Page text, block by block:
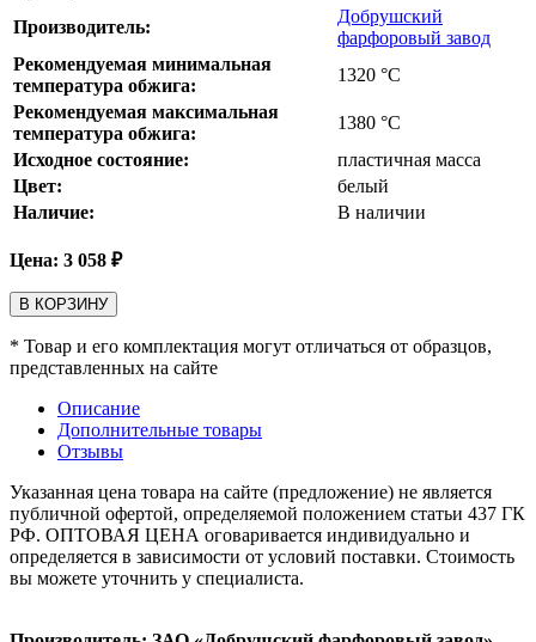
Производитель:
Добрушский
фарфоровый завод
Рекомендуемая минимальная
температура обжига:
1320 °С
Рекомендуемая максимальная
температура обжига:
1380 °С
Исходное состояние:
пластичная масса
Цвет:
белый
Наличие:
В наличии
Цена: 3 058 ₽
В КОРЗИНУ
* Товар и его комплектация могут отличаться от образцов,
представленных на сайте
Описание
Дополнительные товары
Отзывы
Указанная цена товара на сайте (предложение) не является
публичной офертой, определяемой положением статьи 437 ГК
РФ. ОПТОВАЯ ЦЕНА оговаривается индивидуально и
определяется в зависимости от условий поставки. Стоимость
вы можете уточнить у специалиста.